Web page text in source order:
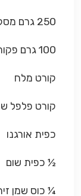
250 גרם מסקרפונה
100 גרם פקוריני (גבינת כבשים טחונה)
קורט מלח
קורט פלפל
כפית אורגנו
½ כפית שום
¼ כוס שמן